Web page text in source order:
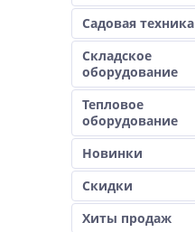
Садовая техника
Складское
оборудование
Тепловое
оборудование
Новинки
Скидки
Хиты продаж